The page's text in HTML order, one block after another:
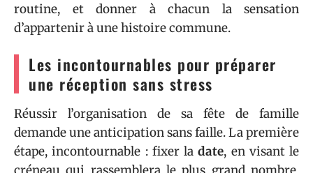
routine, et donner à chacun la sensation
d’appartenir à une histoire commune.
Les incontournables pour préparer
une réception sans stress
Réussir l’organisation de sa fête de famille
demande une anticipation sans faille. La première
étape, incontournable : fixer ladate, en visant le
créneau qui rassemblera le plus grand nombre,